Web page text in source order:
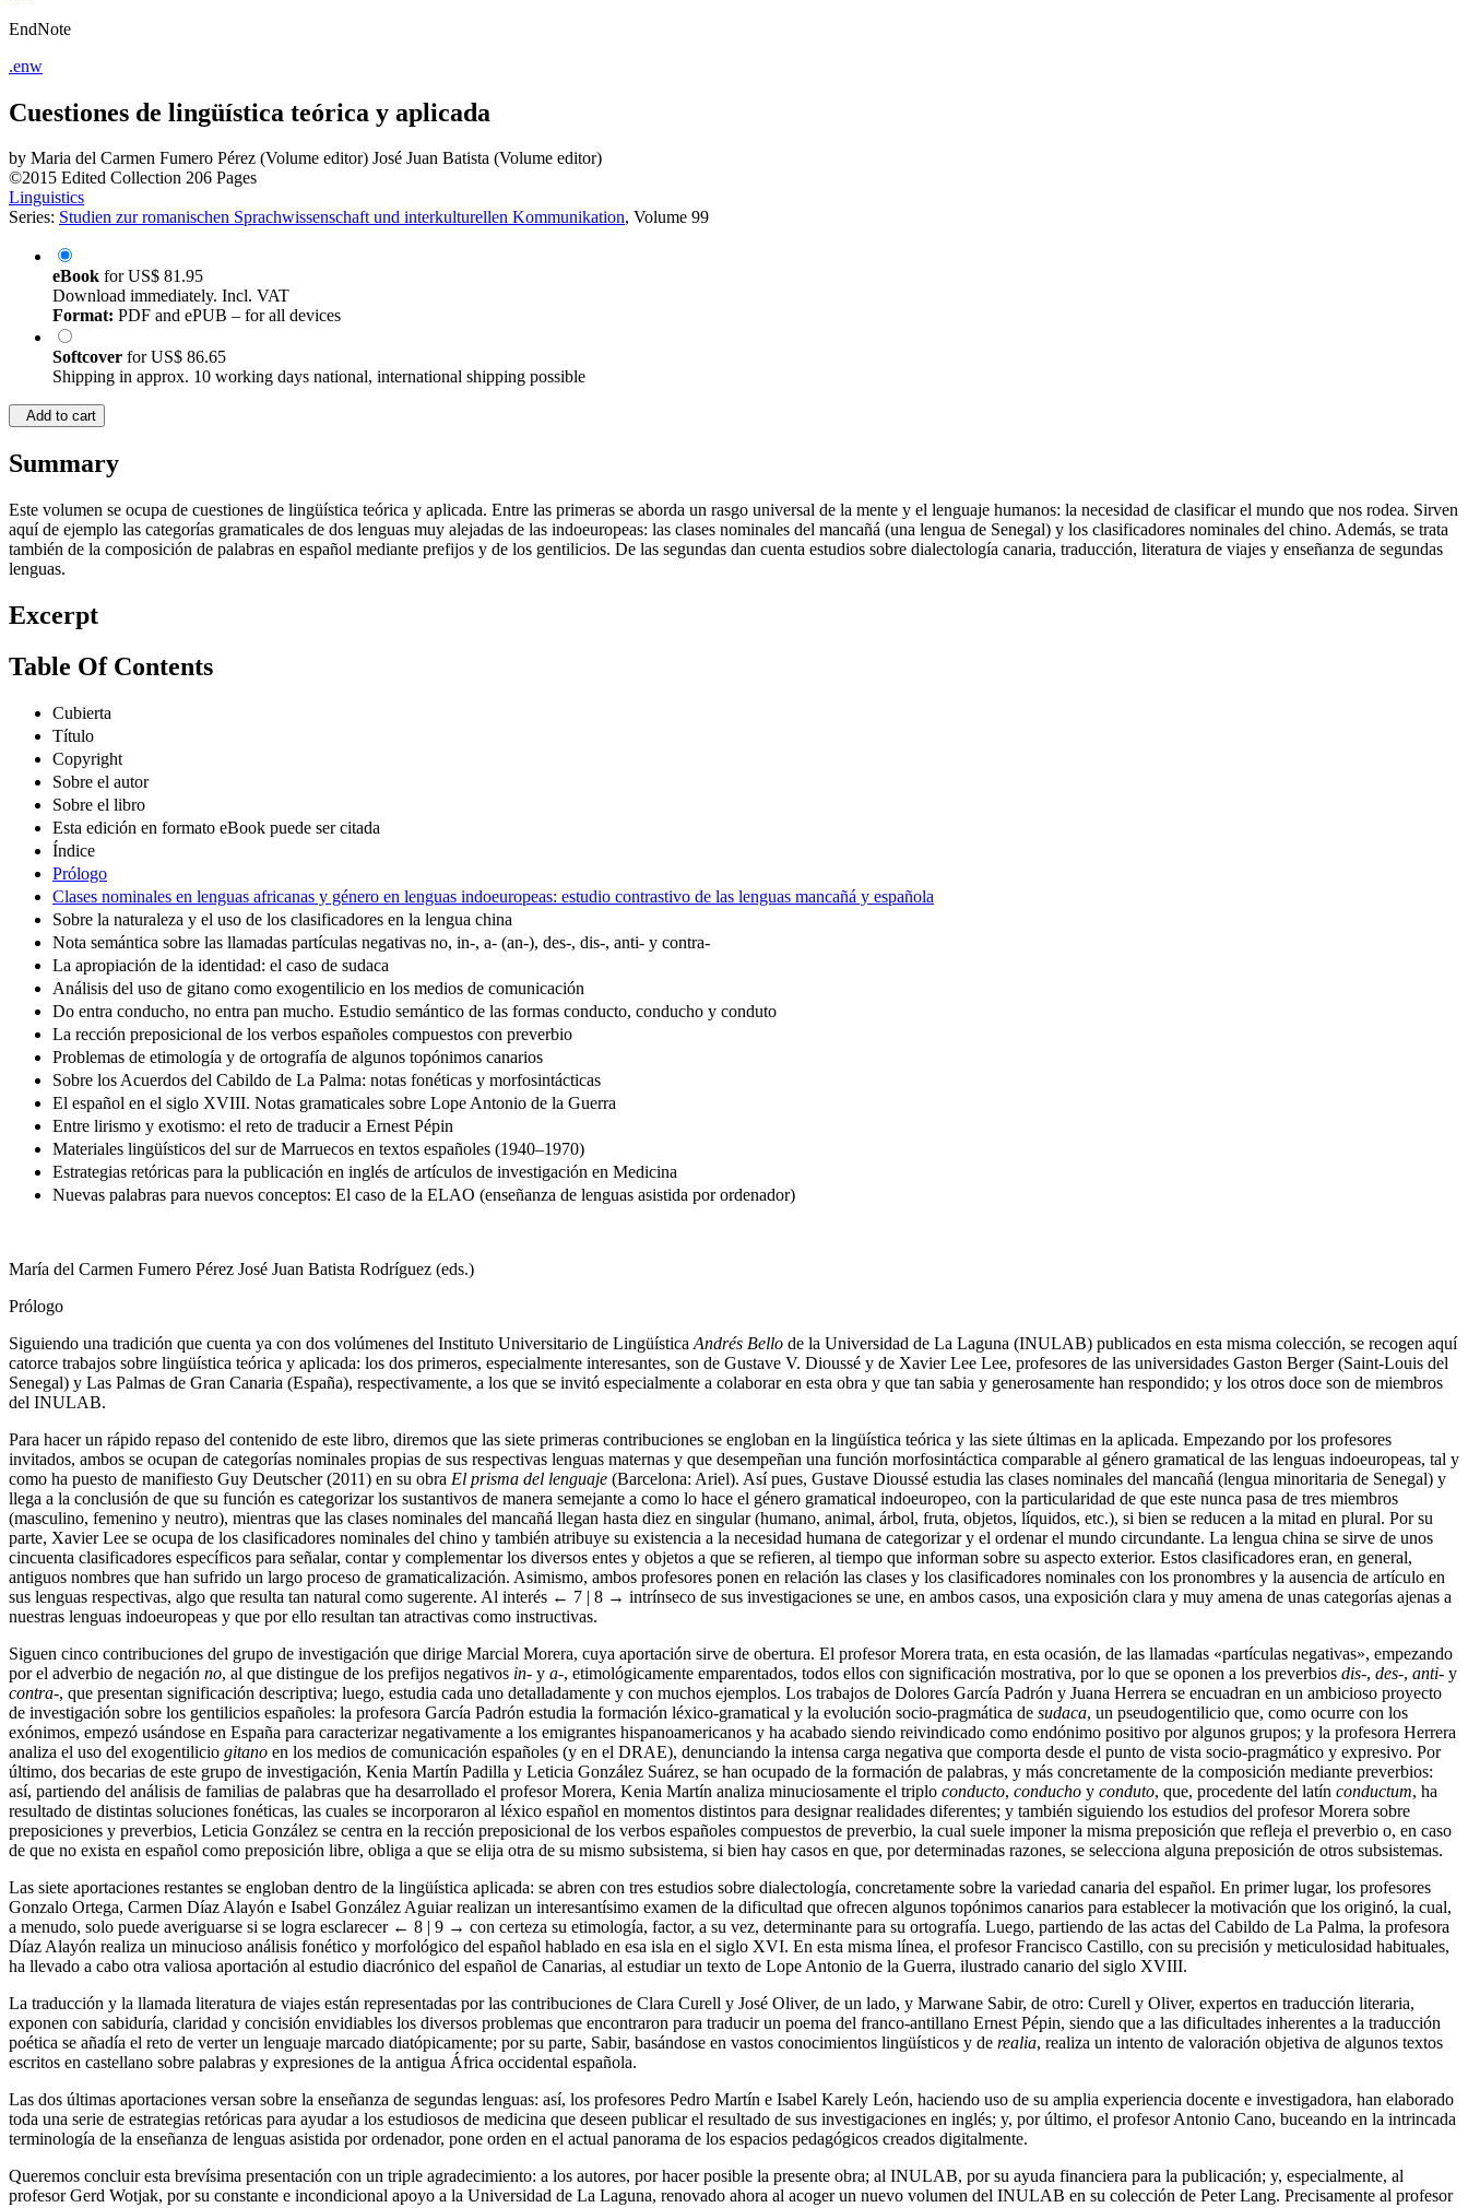
EndNote
.enw
Cuestiones de lingüística teórica y aplicada
by Maria del Carmen Fumero Pérez (Volume editor) José Juan Batista (Volume editor)
©2015 Edited Collection 206 Pages
Linguistics
Series: Studien zur romanischen Sprachwissenschaft und interkulturellen Kommunikation, Volume 99
eBook forUS$ 81.95
Download immediately. Incl. VAT
Format: PDF and ePUB – for all devices
Softcover forUS$ 86.65
Shipping in approx. 10 working days national, international shipping possible
Add to cart
Summary
Este volumen se ocupa de cuestiones de lingüística teórica y aplicada. Entre las primeras se aborda un rasgo universal de la mente y el lenguaje humanos: la necesidad de clasificar el mundo que nos rodea. Sirven
aquí de ejemplo las categorías gramaticales de dos lenguas muy alejadas de las indoeuropeas: las clases nominales del mancañá (una lengua de Senegal) y los clasificadores nominales del chino. Además, se trata
también de la composición de palabras en español mediante prefijos y de los gentilicios. De las segundas dan cuenta estudios sobre dialectología canaria, traducción, literatura de viajes y enseñanza de segundas
lenguas.
Excerpt
Table Of Contents
Cubierta
Título
Copyright
Sobre el autor
Sobre el libro
Esta edición en formato eBook puede ser citada
Índice
Prólogo
Clases nominales en lenguas africanas y género en lenguas indoeuropeas: estudio contrastivo de las lenguas mancañá y española
Sobre la naturaleza y el uso de los clasificadores en la lengua china
Nota semántica sobre las llamadas partículas negativas no, in-, a- (an-), des-, dis-, anti- y contra-
La apropiación de la identidad: el caso de sudaca
Análisis del uso de gitano como exogentilicio en los medios de comunicación
Do entra conducho, no entra pan mucho. Estudio semántico de las formas conducto, conducho y conduto
La rección preposicional de los verbos españoles compuestos con preverbio
Problemas de etimología y de ortografía de algunos topónimos canarios
Sobre los Acuerdos del Cabildo de La Palma: notas fonéticas y morfosintácticas
El español en el siglo XVIII. Notas gramaticales sobre Lope Antonio de la Guerra
Entre lirismo y exotismo: el reto de traducir a Ernest Pépin
Materiales lingüísticos del sur de Marruecos en textos españoles (1940–1970)
Estrategias retóricas para la publicación en inglés de artículos de investigación en Medicina
Nuevas palabras para nuevos conceptos: El caso de la ELAO (enseñanza de lenguas asistida por ordenador)
María del Carmen Fumero Pérez José Juan Batista Rodríguez (eds.)
Prólogo
Siguiendo una tradición que cuenta ya con dos volúmenes del Instituto Universitario de Lingüística Andrés Bello de la Universidad de La Laguna (INULAB) publicados en esta misma colección, se recogen aquí
catorce trabajos sobre lingüística teórica y aplicada: los dos primeros, especialmente interesantes, son de Gustave V. Dioussé y de Xavier Lee Lee, profesores de las universidades Gaston Berger (Saint-Louis del
Senegal) y Las Palmas de Gran Canaria (España), respectivamente, a los que se invitó especialmente a colaborar en esta obra y que tan sabia y generosamente han respondido; y los otros doce son de miembros
del INULAB.
Para hacer un rápido repaso del contenido de este libro, diremos que las siete primeras contribuciones se engloban en la lingüística teórica y las siete últimas en la aplicada. Empezando por los profesores
invitados, ambos se ocupan de categorías nominales propias de sus respectivas lenguas maternas y que desempeñan una función morfosintáctica comparable al género gramatical de las lenguas indoeuropeas, tal y
como ha puesto de manifiesto Guy Deutscher (2011) en su obra El prisma del lenguaje (Barcelona: Ariel). Así pues, Gustave Dioussé estudia las clases nominales del mancañá (lengua minoritaria de Senegal) y
llega a la conclusión de que su función es categorizar los sustantivos de manera semejante a como lo hace el género gramatical indoeuropeo, con la particularidad de que este nunca pasa de tres miembros
(masculino, femenino y neutro), mientras que las clases nominales del mancañá llegan hasta diez en singular (humano, animal, árbol, fruta, objetos, líquidos, etc.), si bien se reducen a la mitad en plural. Por su
parte, Xavier Lee se ocupa de los clasificadores nominales del chino y también atribuye su existencia a la necesidad humana de categorizar y el ordenar el mundo circundante. La lengua china se sirve de unos
cincuenta clasificadores específicos para señalar, contar y complementar los diversos entes y objetos a que se refieren, al tiempo que informan sobre su aspecto exterior. Estos clasificadores eran, en general,
antiguos nombres que han sufrido un largo proceso de gramaticalización. Asimismo, ambos profesores ponen en relación las clases y los clasificadores nominales con los pronombres y la ausencia de artículo en
sus lenguas respectivas, algo que resulta tan natural como sugerente. Al interés ← 7 | 8 → intrínseco de sus investigaciones se une, en ambos casos, una exposición clara y muy amena de unas categorías ajenas a
nuestras lenguas indoeuropeas y que por ello resultan tan atractivas como instructivas.
Siguen cinco contribuciones del grupo de investigación que dirige Marcial Morera, cuya aportación sirve de obertura. El profesor Morera trata, en esta ocasión, de las llamadas «partículas negativas», empezando
por el adverbio de negación no, al que distingue de los prefijos negativos in- y a-, etimológicamente emparentados, todos ellos con significación mostrativa, por lo que se oponen a los preverbios dis-, des-, anti- y
contra-, que presentan significación descriptiva; luego, estudia cada uno detalladamente y con muchos ejemplos. Los trabajos de Dolores García Padrón y Juana Herrera se encuadran en un ambicioso proyecto
de investigación sobre los gentilicios españoles: la profesora García Padrón estudia la formación léxico-gramatical y la evolución socio-pragmática de sudaca, un pseudogentilicio que, como ocurre con los
exónimos, empezó usándose en España para caracterizar negativamente a los emigrantes hispanoamericanos y ha acabado siendo reivindicado como endónimo positivo por algunos grupos; y la profesora Herrera
analiza el uso del exogentilicio gitano en los medios de comunicación españoles (y en el DRAE), denunciando la intensa carga negativa que comporta desde el punto de vista socio-pragmático y expresivo. Por
último, dos becarias de este grupo de investigación, Kenia Martín Padilla y Leticia González Suárez, se han ocupado de la formación de palabras, y más concretamente de la composición mediante preverbios:
así, partiendo del análisis de familias de palabras que ha desarrollado el profesor Morera, Kenia Martín analiza minuciosamente el triplo conducto, conducho y conduto, que, procedente del latín conductum, ha
resultado de distintas soluciones fonéticas, las cuales se incorporaron al léxico español en momentos distintos para designar realidades diferentes; y también siguiendo los estudios del profesor Morera sobre
preposiciones y preverbios, Leticia González se centra en la rección preposicional de los verbos españoles compuestos de preverbio, la cual suele imponer la misma preposición que refleja el preverbio o, en caso
de que no exista en español como preposición libre, obliga a que se elija otra de su mismo subsistema, si bien hay casos en que, por determinadas razones, se selecciona alguna preposición de otros subsistemas.
Las siete aportaciones restantes se engloban dentro de la lingüística aplicada: se abren con tres estudios sobre dialectología, concretamente sobre la variedad canaria del español. En primer lugar, los profesores
Gonzalo Ortega, Carmen Díaz Alayón e Isabel González Aguiar realizan un interesantísimo examen de la dificultad que ofrecen algunos topónimos canarios para establecer la motivación que los originó, la cual,
a menudo, solo puede averiguarse si se logra esclarecer ← 8 | 9 → con certeza su etimología, factor, a su vez, determinante para su ortografía. Luego, partiendo de las actas del Cabildo de La Palma, la profesora
Díaz Alayón realiza un minucioso análisis fonético y morfológico del español hablado en esa isla en el siglo XVI. En esta misma línea, el profesor Francisco Castillo, con su precisión y meticulosidad habituales,
ha llevado a cabo otra valiosa aportación al estudio diacrónico del español de Canarias, al estudiar un texto de Lope Antonio de la Guerra, ilustrado canario del siglo XVIII.
La traducción y la llamada literatura de viajes están representadas por las contribuciones de Clara Curell y José Oliver, de un lado, y Marwane Sabir, de otro: Curell y Oliver, expertos en traducción literaria,
exponen con sabiduría, claridad y concisión envidiables los diversos problemas que encontraron para traducir un poema del franco-antillano Ernest Pépin, siendo que a las dificultades inherentes a la traducción
poética se añadía el reto de verter un lenguaje marcado diatópicamente; por su parte, Sabir, basándose en vastos conocimientos lingüísticos y de realia, realiza un intento de valoración objetiva de algunos textos
escritos en castellano sobre palabras y expresiones de la antigua África occidental española.
Las dos últimas aportaciones versan sobre la enseñanza de segundas lenguas: así, los profesores Pedro Martín e Isabel Karely León, haciendo uso de su amplia experiencia docente e investigadora, han elaborado
toda una serie de estrategias retóricas para ayudar a los estudiosos de medicina que deseen publicar el resultado de sus investigaciones en inglés; y, por último, el profesor Antonio Cano, buceando en la intrincada
terminología de la enseñanza de lenguas asistida por ordenador, pone orden en el actual panorama de los espacios pedagógicos creados digitalmente.
Queremos concluir esta brevísima presentación con un triple agradecimiento: a los autores, por hacer posible la presente obra; al INULAB, por su ayuda financiera para la publicación; y, especialmente, al
profesor Gerd Wotjak, por su constante e incondicional apoyo a la Universidad de La Laguna, renovado ahora al acoger un nuevo volumen del INULAB en su colección de Peter Lang. Precisamente al profesor